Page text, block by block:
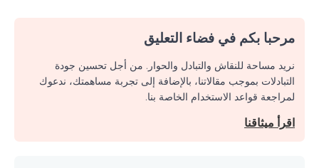
مرحبا بكم في فضاء التعليق
نريد مساحة للنقاش والتبادل والحوار. من أجل تحسين جودة
التبادلات بموجب مقالاتنا، بالإضافة إلى تجربة مساهمتك، ندعوك
لمراجعة قواعد الاستخدام الخاصة بنا.
اقرأ ميثاقنا